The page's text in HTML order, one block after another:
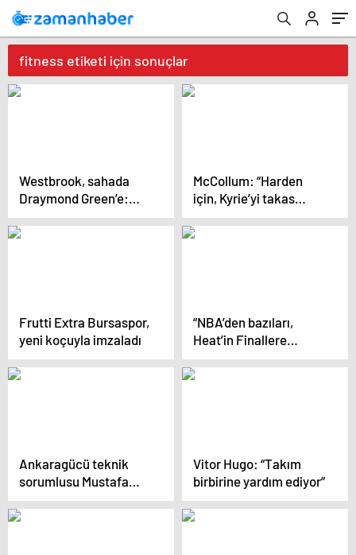
fitness etiketi için sonuçlar
Westbrook, sahada
Draymond Green’e:
“Daha şut
atamıyorsun!”
McCollum: “Harden
için, Kyrie’yi takas
ederdim…”
Frutti Extra Bursaspor,
yeni koçuyla imzaladı
“NBA’den bazıları,
Heat’in Finallere
çıkışını ‘şans eseri’
olarak görüyor” iddiası
Ankaragücü teknik
sorumlusu Mustafa
Dalcı: “Tek eksik
goldü”
Vitor Hugo: “Takım
birbirine yardım ediyor”